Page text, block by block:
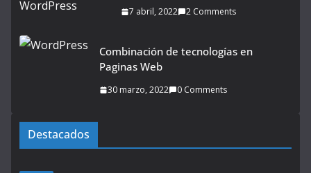
7 abril, 2022 2 Comments
Combinación de tecnologías en
Paginas Web
30 marzo, 2022 0 Comments
Destacados